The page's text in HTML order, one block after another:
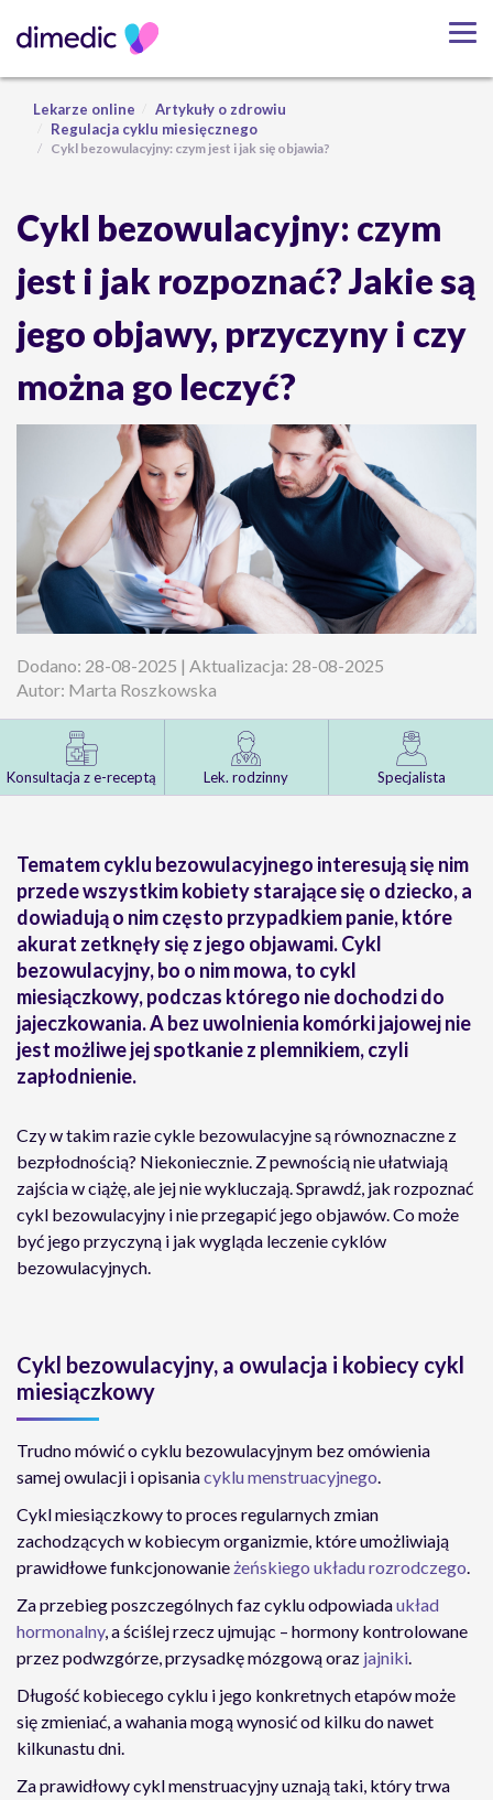
Lekarze online
Artykuły o zdrowiu
Regulacja cyklu miesięcznego
Cykl bezowulacyjny: czym jest i jak się objawia?
Cykl bezowulacyjny: czym
jest i jak rozpoznać? Jakie są
jego objawy, przyczyny i czy
można go leczyć?
Dodano: 28-08-2025 | Aktualizacja: 28-08-2025
Autor: Marta Roszkowska
Konsultacja z e-receptą Lek. rodzinny Specjalista
Tematem cyklu bezowulacyjnego interesują się nim
przede wszystkim kobiety starające się o dziecko, a
dowiadują o nim często przypadkiem panie, które
akurat zetknęły się z jego objawami. Cykl
bezowulacyjny, bo o nim mowa, to cykl
miesiączkowy, podczas którego nie dochodzi do
jajeczkowania. A bez uwolnienia komórki jajowej nie
jest możliwe jej spotkanie z plemnikiem, czyli
zapłodnienie.
Czy w takim razie cykle bezowulacyjne są równoznaczne z
bezpłodnością? Niekoniecznie. Z pewnością nie ułatwiają
zajścia w ciążę, ale jej nie wykluczają. Sprawdź, jak rozpoznać
cykl bezowulacyjny i nie przegapić jego objawów. Co może
być jego przyczyną i jak wygląda leczenie cyklów
bezowulacyjnych.
Cykl bezowulacyjny, a owulacja i kobiecy cykl
miesiączkowy
Trudno mówić o cyklu bezowulacyjnym bez omówienia
samej owulacji i opisaniacyklu menstruacyjnego.
Cykl miesiączkowy to proces regularnych zmian
zachodzących w kobiecym organizmie, które umożliwiają
prawidłowe funkcjonowanieżeńskiego układu rozrodczego.
Za przebieg poszczególnych faz cyklu odpowiadaukład
hormonalny, a ściślej rzecz ujmując – hormony kontrolowane
przez podwzgórze, przysadkę mózgową oraz jajniki.
Długość kobiecego cyklu i jego konkretnych etapów może
się zmieniać, a wahania mogą wynosić od kilku do nawet
kilkunastu dni.
Za prawidłowy cykl menstruacyjny uznają taki, który trwa